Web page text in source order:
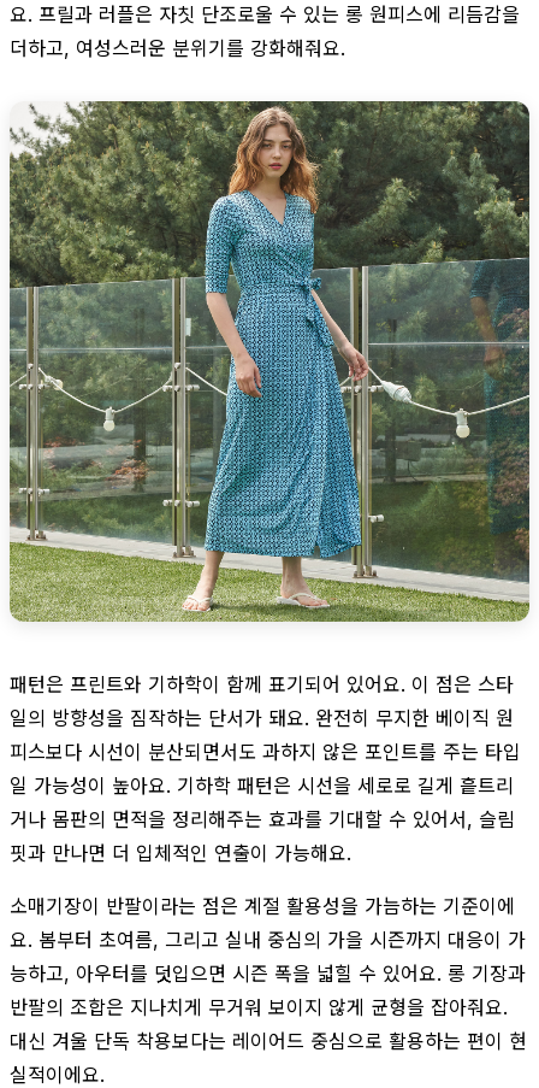
요. 프릴과 러플은 자칫 단조로울 수 있는 롱 원피스에 리듬감을
더하고, 여성스러운 분위기를 강화해줘요.
패턴은 프린트와 기하학이 함께 표기되어 있어요. 이 점은 스타
일의 방향성을 짐작하는 단서가 돼요. 완전히 무지한 베이직 원
피스보다 시선이 분산되면서도 과하지 않은 포인트를 주는 타입
일 가능성이 높아요. 기하학 패턴은 시선을 세로로 길게 흩트리
거나 몸판의 면적을 정리해주는 효과를 기대할 수 있어서, 슬림
핏과 만나면 더 입체적인 연출이 가능해요.
소매기장이 반팔이라는 점은 계절 활용성을 가늠하는 기준이에
요. 봄부터 초여름, 그리고 실내 중심의 가을 시즌까지 대응이 가
능하고, 아우터를 덧입으면 시즌 폭을 넓힐 수 있어요. 롱 기장과
반팔의 조합은 지나치게 무거워 보이지 않게 균형을 잡아줘요.
대신 겨울 단독 착용보다는 레이어드 중심으로 활용하는 편이 현
실적이에요.